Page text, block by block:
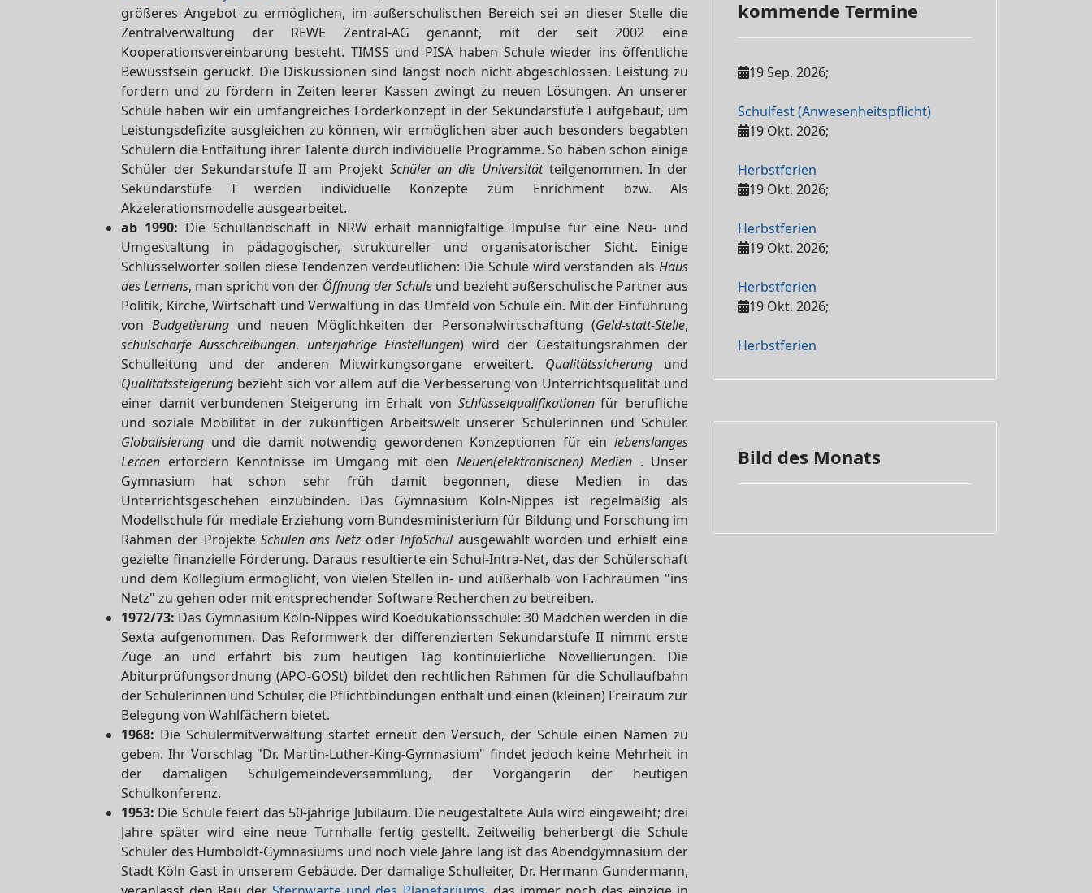
größeres Angebot zu ermöglichen, im außerschulischen Bereich sei an dieser Stelle die
Zentralverwaltung der REWE Zentral-AG genannt, mit der seit 2002 eine
Kooperationsvereinbarung besteht. TIMSS und PISA haben Schule wieder ins öffentliche
Bewusstsein gerückt. Die Diskussionen sind längst noch nicht abgeschlossen. Leistung zu
fordern und zu fördern in Zeiten leerer Kassen zwingt zu neuen Lösungen. An unserer
Schule haben wir ein umfangreiches Förderkonzept in der Sekundarstufe I aufgebaut, um
Leistungsdefizite ausgleichen zu können, wir ermöglichen aber auch besonders begabten
Schülern die Entfaltung ihrer Talente durch individuelle Programme. So haben schon einige
Schüler der Sekundarstufe II am Projekt Schüler an die Universitätteilgenommen. In der
Sekundarstufe I werden individuelle Konzepte zum Enrichment bzw. Als
Akzelerationsmodelle ausgearbeitet.
ab 1990: Die Schullandschaft in NRW erhält mannigfaltige Impulse für eine Neu- und
Umgestaltung in pädagogischer, struktureller und organisatorischer Sicht. Einige
Schlüsselwörter sollen diese Tendenzen verdeutlichen: Die Schule wird verstanden als Haus
des Lernens, man spricht von der Öffnung der Schuleund bezieht außerschulische Partner aus
Politik, Kirche, Wirtschaft und Verwaltung in das Umfeld von Schule ein. Mit der Einführung
von Budgetierung und neuen Möglichkeiten der Personalwirtschaftung (Geld-statt-Stelle,
schulscharfe Ausschreibungen, unterjährige Einstellungen) wird der Gestaltungsrahmen der
Schulleitung und der anderen Mitwirkungsorgane erweitert. Qualitätssicherung und
Qualitätssteigerung bezieht sich vor allem auf die Verbesserung von Unterrichtsqualität und
einer damit verbundenen Steigerung im Erhalt von Schlüsselqualifikationenfür berufliche
und soziale Mobilität in der zukünftigen Arbeitswelt unserer Schülerinnen und Schüler.
Globalisierung und die damit notwendig gewordenen Konzeptionen für ein lebenslanges
Lernen erfordern Kenntnisse im Umgang mit den Neuen(elektronischen) Medien . Unser
Gymnasium hat schon sehr früh damit begonnen, diese Medien in das
Unterrichtsgeschehen einzubinden. Das Gymnasium Köln-Nippes ist regelmäßig als
Modellschule für mediale Erziehung vom Bundesministerium für Bildung und Forschung im
Rahmen der Projekte Schulen ans NetzoderInfoSchulausgewählt worden und erhielt eine
gezielte finanzielle Förderung. Daraus resultierte ein Schul-Intra-Net, das der Schülerschaft
und dem Kollegium ermöglicht, von vielen Stellen in- und außerhalb von Fachräumen "ins
Netz" zu gehen oder mit entsprechender Software Recherchen zu betreiben.
1972/73: Das Gymnasium Köln-Nippes wird Koedukationsschule: 30 Mädchen werden in die
Sexta aufgenommen. Das Reformwerk der differenzierten Sekundarstufe II nimmt erste
Züge an und erfährt bis zum heutigen Tag kontinuierliche Novellierungen. Die
Abiturprüfungsordnung (APO-GOSt) bildet den rechtlichen Rahmen für die Schullaufbahn
der Schülerinnen und Schüler, die Pflichtbindungen enthält und einen (kleinen) Freiraum zur
Belegung von Wahlfächern bietet.
1968: Die Schülermitverwaltung startet erneut den Versuch, der Schule einen Namen zu
geben. Ihr Vorschlag "Dr. Martin-Luther-King-Gymnasium" findet jedoch keine Mehrheit in
der damaligen Schulgemeindeversammlung, der Vorgängerin der heutigen
Schulkonferenz.
1953: Die Schule feiert das 50-jährige Jubiläum. Die neugestaltete Aula wird eingeweiht; drei
Jahre später wird eine neue Turnhalle fertig gestellt. Zeitweilig beherbergt die Schule
Schüler des Humboldt-Gymnasiums und noch viele Jahre lang ist das Abendgymnasium der
Stadt Köln Gast in unserem Gebäude. Der damalige Schulleiter, Dr. Hermann Gundermann,
kommende Termine
19 Sep. 2026;
Schulfest (Anwesenheitspflicht)
19 Okt. 2026;
Herbstferien
19 Okt. 2026;
Herbstferien
19 Okt. 2026;
Herbstferien
19 Okt. 2026;
Herbstferien
Bild des Monats